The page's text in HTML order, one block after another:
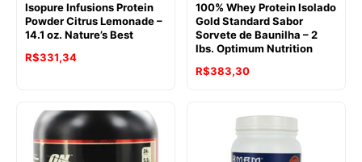
Isopure Infusions Protein
Powder Citrus Lemonade –
14.1 oz. Nature’s Best
O
era:
R$428,66.
R$331,34O
é:
R$331,34.
100% Whey Protein Isolado
Gold Standard Sabor
Sorvete de Baunilha – 2
lbs. Optimum Nutrition
O
R$519,46.
R$383,30O
é:
R$383,30.